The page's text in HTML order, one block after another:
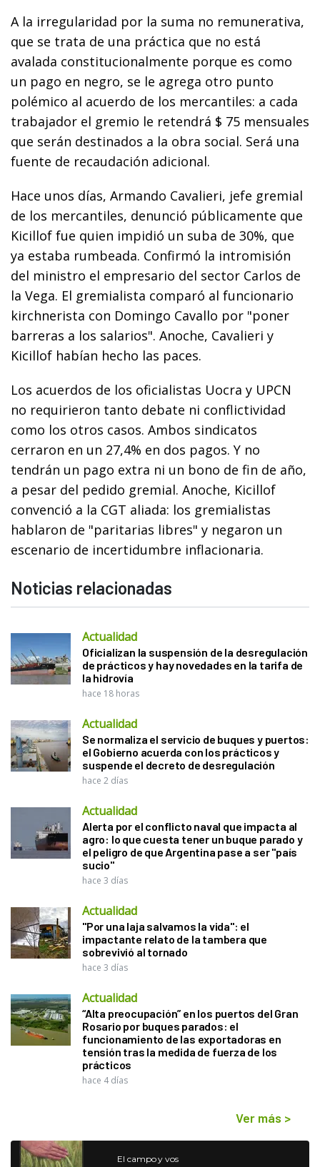
A la irregularidad por la suma no remunerativa,
que se trata de una práctica que no está
avalada constitucionalmente porque es como
un pago en negro, se le agrega otro punto
polémico al acuerdo de los mercantiles: a cada
trabajador el gremio le retendrá $ 75 mensuales
que serán destinados a la obra social. Será una
fuente de recaudación adicional.
Hace unos días, Armando Cavalieri, jefe gremial
de los mercantiles, denunció públicamente que
Kicillof fue quien impidió un suba de 30%, que
ya estaba rumbeada. Confirmó la intromisión
del ministro el empresario del sector Carlos de
la Vega. El gremialista comparó al funcionario
kirchnerista con Domingo Cavallo por "poner
barreras a los salarios". Anoche, Cavalieri y
Kicillof habían hecho las paces.
Los acuerdos de los oficialistas Uocra y UPCN
no requirieron tanto debate ni conflictividad
como los otros casos. Ambos sindicatos
cerraron en un 27,4% en dos pagos. Y no
tendrán un pago extra ni un bono de fin de año,
a pesar del pedido gremial. Anoche, Kicillof
convenció a la CGT aliada: los gremialistas
hablaron de "paritarias libres" y negaron un
escenario de incertidumbre inflacionaria.
Noticias relacionadas
Actualidad
Oficializan la suspensión de la desregulación
de prácticos y hay novedades en la tarifa de
la hidrovía
hace 18 horas
Actualidad
Se normaliza el servicio de buques y puertos:
el Gobierno acuerda con los prácticos y
suspende el decreto de desregulación
hace 2 días
Actualidad
Alerta por el conflicto naval que impacta al
agro: lo que cuesta tener un buque parado y
el peligro de que Argentina pase a ser "país
sucio"
hace 3 días
Actualidad
"Por una laja salvamos la vida": el
impactante relato de la tambera que
sobrevivió al tornado
hace 3 días
Actualidad
“Alta preocupación” en los puertos del Gran
Rosario por buques parados: el
funcionamiento de las exportadoras en
tensión tras la medida de fuerza de los
prácticos
hace 4 días
Ver más >
El campo y vos